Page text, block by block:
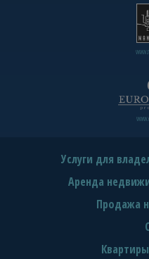
Услуги для
Аренда
Продажа